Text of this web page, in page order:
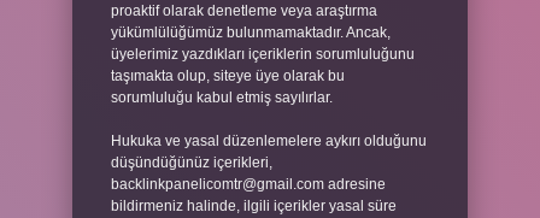
proaktif olarak denetleme veya araştırma
yükümlülüğümüz bulunmamaktadır. Ancak,
üyelerimiz yazdıkları içeriklerin sorumluluğunu
taşımakta olup, siteye üye olarak bu
sorumluluğu kabul etmiş sayılırlar.
Hukuka ve yasal düzenlemelere aykırı olduğunu
düşündüğünüz içerikleri,
backlinkpanelicomtr@gmail.com adresine
bildirmeniz halinde, ilgili içerikler yasal süre